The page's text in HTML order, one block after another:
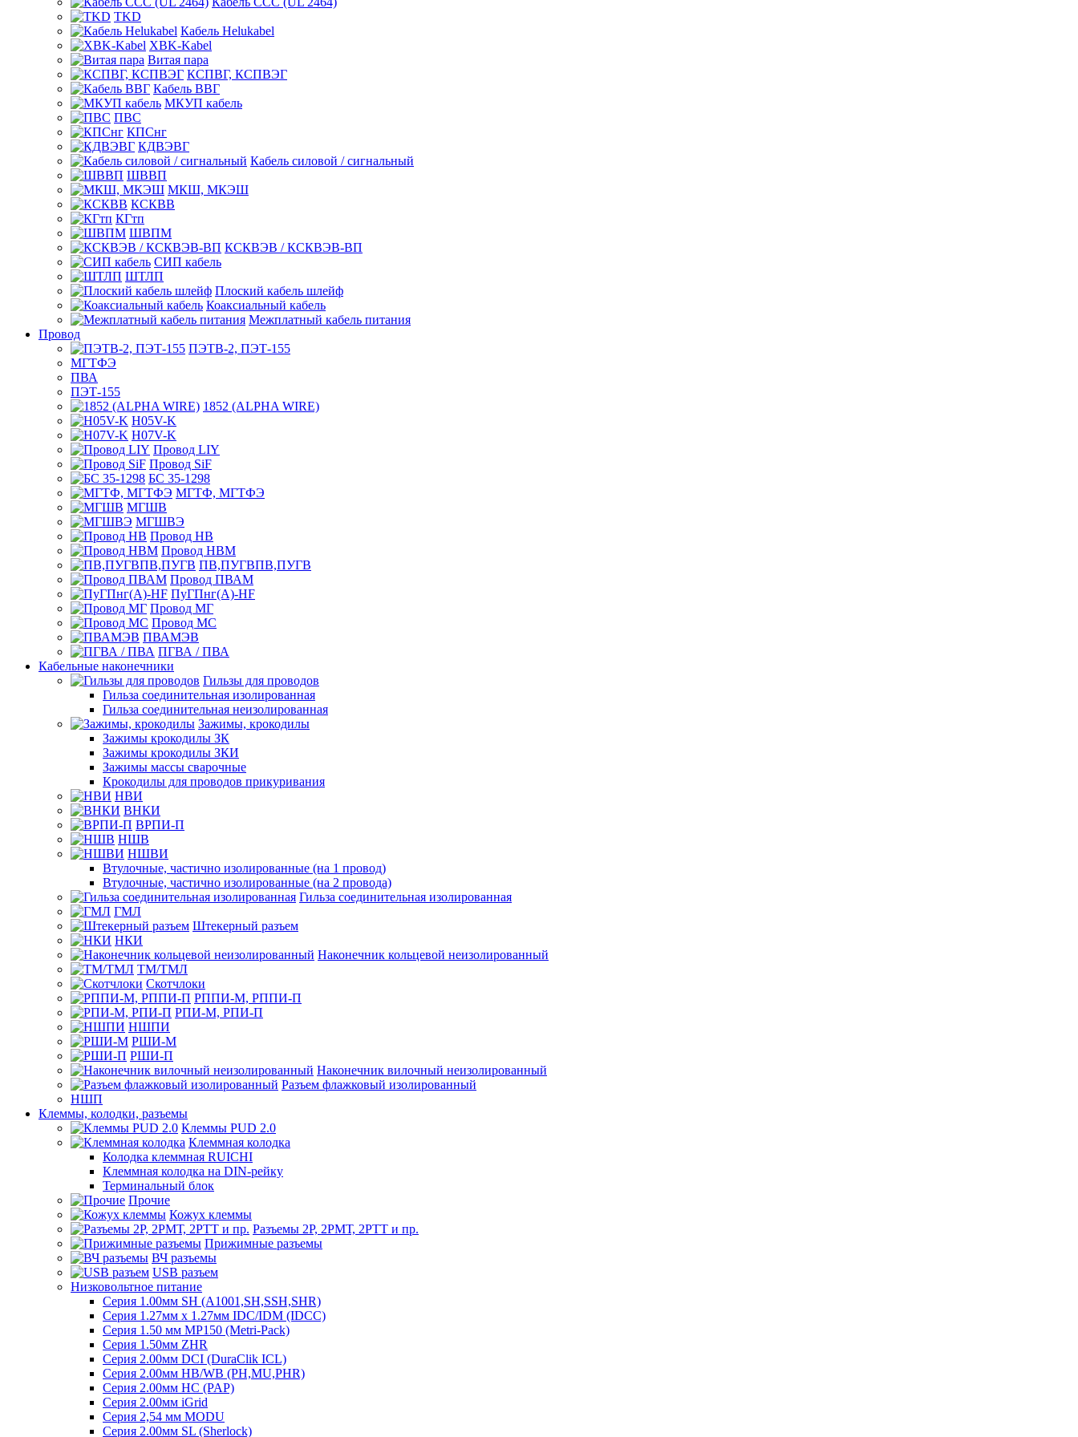
TKD
Кабель Helukabel
XBK-Kabel
Витая пара
КСПВГ, КСПВЭГ
Кабель ВВГ
МКУП кабель
ПВС
КПСнг
КДВЭВГ
Кабель силовой / сигнальный
ШВВП
МКШ, МКЭШ
КСКВВ
КГтп
ШВПМ
КСКВЭВ / КСКВЭВ-ВП
СИП кабель
ШТЛП
Плоский кабель шлейф
Коаксиальный кабель
Межплатный кабель питания
Провод
ПЭТВ-2, ПЭТ-155
МГТФЭ
ПВА
ПЭТ-155
1852 (ALPHA WIRE)
H05V-K
H07V-K
Провод LIY
Провод SiF
БС 35-1298
МГТФ, МГТФЭ
МГШВ
МГШВЭ
Провод НВ
Провод НВМ
ПВ,ПУГВПВ,ПУГВ
Провод ПВАМ
ПуГПнг(A)-HF
Провод МГ
Провод МС
ПВАМЭВ
ПГВА / ПВА
Кабельные наконечники
Гильзы для проводов
Гильза соединительная изолированная
Гильза соединительная неизолированная
Зажимы, крокодилы
Зажимы крокодилы ЗК
Зажимы крокодилы ЗКИ
Зажимы массы сварочные
Крокодилы для проводов прикуривания
НВИ
ВНКИ
ВРПИ-П
НШВ
НШВИ
Втулочные, частично изолированные (на 1 провод)
Втулочные, частично изолированные (на 2 провода)
Гильза соединительная изолированная
ГМЛ
Штекерный разъем
НКИ
Наконечник кольцевой неизолированный
ТМ/ТМЛ
Скотчлоки
РППИ-М, РППИ-П
РПИ-М, РПИ-П
НШПИ
РШИ-М
РШИ-П
Наконечник вилочный неизолированный
Разъем флажковый изолированный
НШП
Клеммы, колодки, разъемы
Клеммы PUD 2.0
Клеммная колодка
Колодка клеммная RUICHI
Клеммная колодка на DIN-рейку
Терминальный блок
Прочие
Кожух клеммы
Разъемы 2Р, 2РМТ, 2РТТ и пр.
Прижимные разъемы
ВЧ разъемы
USB разъем
Низковольтное питание
Серия 1.00мм SH (A1001,SH,SSH,SHR)
Серия 1.27мм x 1.27мм IDC/IDM (IDCC)
Серия 1.50 мм MP150 (Metri-Pack)
Серия 1.50мм ZHR
Серия 2.00мм DCI (DuraClik ICL)
Серия 2.00мм HB/WB (PH,MU,PHR)
Серия 2.00мм HC (PAP)
Серия 2.00мм iGrid
Серия 2,54 мм MODU
Серия 2.00мм SL (Sherlock)